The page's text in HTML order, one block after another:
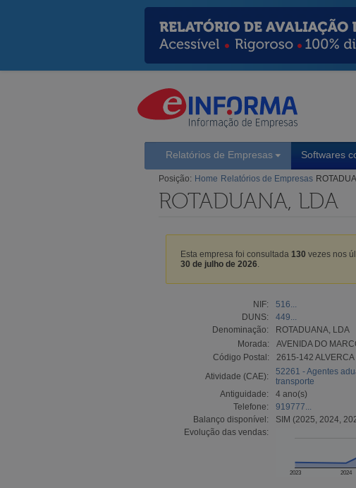
Relatórios de Empresas Softwares
Posição: Home Relatórios de Empresas
ROTADUANA, LDA
Esta empresa foi consultada 130 vezes nos
30 de julho de 2026
NIF:
516...
DUNS:
449...
Denominação:
ROTADUANA, LDA
Morada:
AVENIDA DO
Código Postal:
2615-142 ALVERCA
Atividade (CAE):
52261 - Agentes
transporte
Antiguidade:
4 ano(s)
Telefone:
919777...
Balanço disponível:
SIM (2025, 2024,
Evolução das vendas:
2023 2024